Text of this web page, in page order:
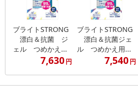
ブライトSTRONG
漂白＆抗菌 ジ
ェル つめかえ...
7,630円
ブライトSTRONG
漂白＆抗菌ジェ
ル つめかえ用...
7,540円